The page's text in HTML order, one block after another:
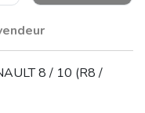
CITROËN DS /
ID
8 / 10 (R8 /